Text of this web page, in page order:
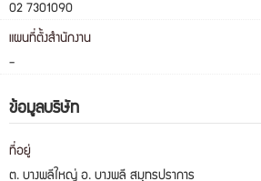
02 7301090
แผนที่ตั้งสำนักงาน
-
ข้อมูลบริษัท
ที่อยู่
ต. บางพลีใหญ่ อ. บางพลี สมุทรปราการ